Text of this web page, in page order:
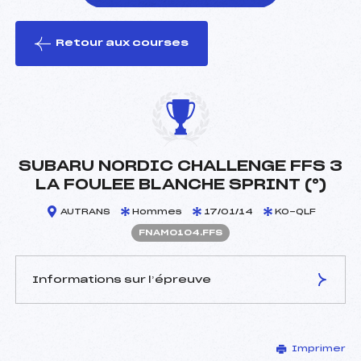
le ski
Retour aux courses
SUBARU NORDIC CHALLENGE FFS 3
LA FOULEE BLANCHE SPRINT (°)
AUTRANS Hommes 17/01/14 KO-QLF
FNAM0104.FFS
Informations sur l’épreuve
GAILLARD LILIAN (DA)
Imprimer